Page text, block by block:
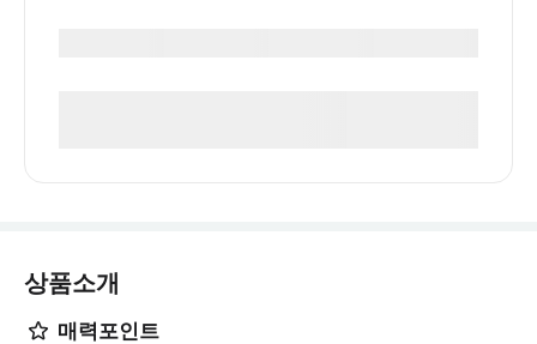
상품소개
매력포인트